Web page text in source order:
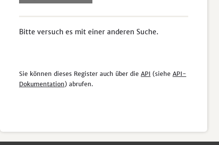
Bitte versuch es mit einer anderen Suche.
Sie können dieses Register auch über die API (siehe API-
Dokumentation) abrufen.